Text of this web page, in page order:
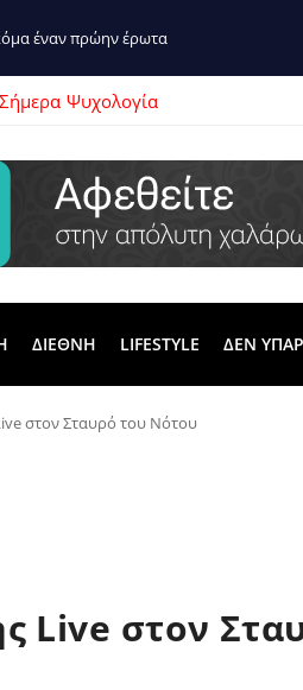
έναν πρώην έρωτα
Ψυχολογία
ΔΙΕΘΝΗ LIFESTYLE ΔΕΝ
στον Σταυρό του Νότου
Live στον